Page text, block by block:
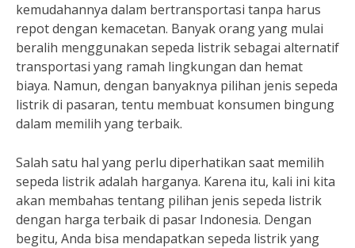
kemudahannya dalam bertransportasi tanpa harus
repot dengan kemacetan. Banyak orang yang mulai
beralih menggunakan sepeda listrik sebagai alternatif
transportasi yang ramah lingkungan dan hemat
biaya. Namun, dengan banyaknya pilihan jenis sepeda
listrik di pasaran, tentu membuat konsumen bingung
dalam memilih yang terbaik.
Salah satu hal yang perlu diperhatikan saat memilih
sepeda listrik adalah harganya. Karena itu, kali ini kita
akan membahas tentang pilihan jenis sepeda listrik
dengan harga terbaik di pasar Indonesia. Dengan
begitu, Anda bisa mendapatkan sepeda listrik yang